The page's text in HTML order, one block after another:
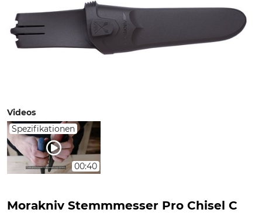
Videos
Spezifikationen
00:40
Morakniv Stemmmesser Pro Chisel C